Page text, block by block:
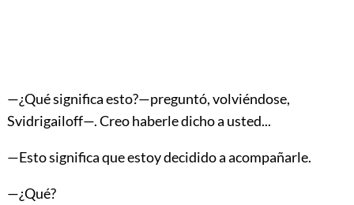
—¿Qué significa esto?—preguntó, volviéndose,
Svidrigailoff—. Creo haberle dicho a usted...
—Esto significa que estoy decidido a acompañarle.
—¿Qué?